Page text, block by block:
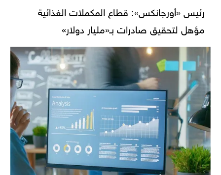
رئيس «أورجانكس»: قطاع المكملات الغذائية
مؤهل لتحقيق صادرات بـ«مليار دولار»